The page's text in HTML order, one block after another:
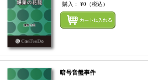
まとめてカートにいれる
購入： ¥0 （税込）
暗号音盤事件